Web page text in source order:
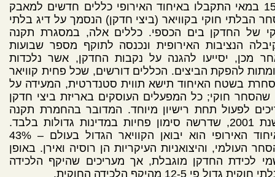
ב-15 במאי התקבלו באיחוד האירופי כללים חדשים למאבק
הבלתי חוקי בקוויאר (ביצי חדקן) הנסמך על דיג בלתי
של החדקן בים הכספי. כללים אלה, במסגרת תקנה
הנציבות האירופית ונכנסה לתוקף מספר שבועות
מכן, יסייעו להגנה על נקבות החדקן, אשר נלכדות
להפקת הביצים. הכללים דורשים, שכל פחית קוויאר
בשטח האיחוד תישא תווית סטנדרטית, המעידה על
שהסחר חוקי; כל המפעלים העוסקים באריזת ביצי חדקן
לפעול תחת רישיון מיוחד. המדובר בהחמרת תקנה
משנת 2001, שדרשה סימון פחיות במדינות גדולות בלבד.
האיחוד האירופי הוא יבואן הקוויאר הגדול בעולם – 43%
העולמי, והיצואניות העיקריות הן רוסיה ואירן. באופן
לכידת החדקן מוגבלת, אך מעריכים שהיקף הלכידה
חוקית גדול פי 12-5 מהיקף הלכידה החוקית.